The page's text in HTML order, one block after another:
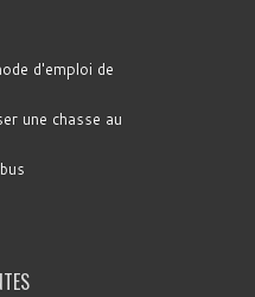
d'emploi de
une chasse au